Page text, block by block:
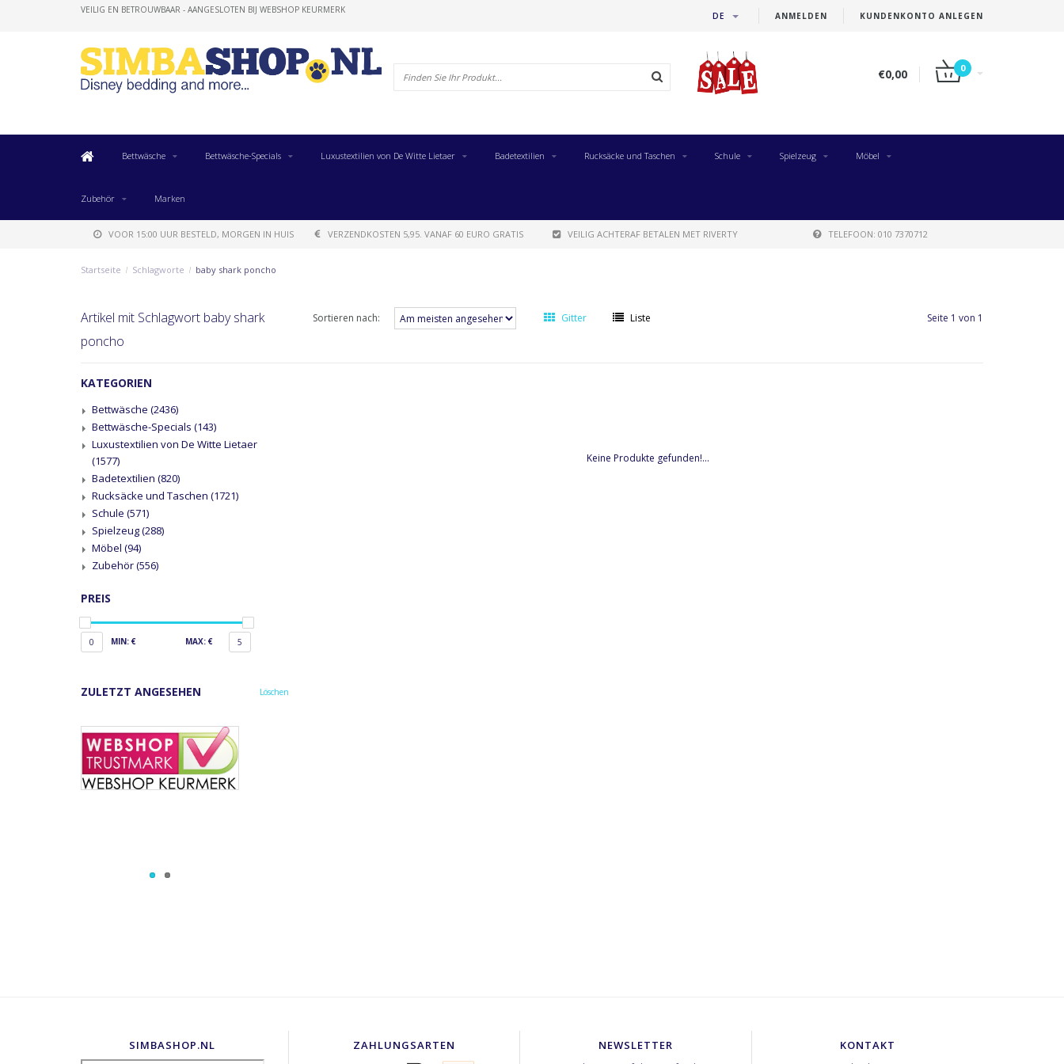
ANMELDEN KUNDENKONTO ANLEGEN
DE
VEILIG EN BETROUWBAAR - AANGESLOTEN BIJ WEBSHOP KEURMERK
€0,00 0
Bettwäsche Bettwäsche-Specials Luxustextilien von De Witte Lietaer Badetextilien Rucksäcke und Taschen Schule Spielzeug Möbel
Zubehör Marken
VOOR 15:00 UUR BESTELD, MORGEN IN HUIS VERZENDKOSTEN 5,95. VANAF 60 EURO GRATIS VEILIG ACHTERAF BETALEN MET RIVERTY TELEFOON: 010 7370712
Startseite / Schlagworte / baby shark poncho
Artikel mit Schlagwort baby shark
poncho
Sortieren nach: Gitter Liste Seite 1 von 1
KATEGORIEN
Bettwäsche (2436)
Bettwäsche-Specials (143)
Luxustextilien von De Witte Lietaer
(1577)
Badetextilien (820)
Rucksäcke und Taschen (1721)
Schule (571)
Spielzeug(288)
Möbel (94)
Zubehör(556)
PREIS
0 MIN: € MAX: € 5
ZULETZT ANGESEHEN Löschen
Keine Produkte gefunden!...
SIMBASHOP.NL ZAHLUNGSARTEN NEWSLETTER KONTAKT